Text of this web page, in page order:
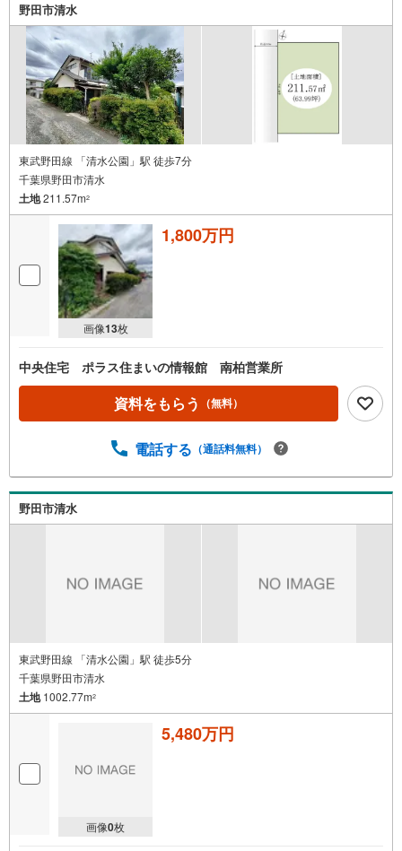
野田市清水
東武野田線 「清水公園」駅 徒歩7分
千葉県野田市清水
土地211.57m2
画像13枚
1,800万円
中央住宅 ポラス住まいの情報館 南柏営業所
資料をもらう （無料）
電話する （通話料無料）
野田市清水
東武野田線 「清水公園」駅 徒歩5分
千葉県野田市清水
土地1002.77m2
画像0枚
5,480万円